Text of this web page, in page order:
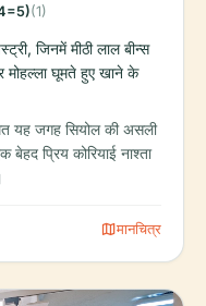
(1)
जिनमें मीठी लाल बीन्स
मोहल्ला घूमते हुए खाने के
यह जगह सियोल की असली
प्रिय कोरियाई नाश्ता
mapमानचित्र